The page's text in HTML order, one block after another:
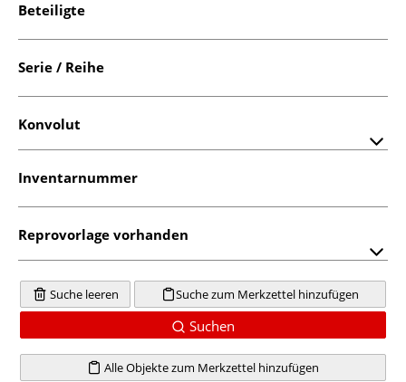
Beteiligte
Serie / Reihe
Konvolut
Inventarnummer
Reprovorlage vorhanden
Suche leeren Suche zum Merkzettel hinzufügen
Suchen
Alle Objekte zum Merkzettel hinzufügen